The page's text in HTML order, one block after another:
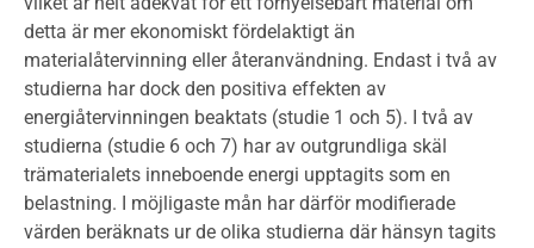
detta är mer ekonomiskt fördelaktigt än
materialåtervinning eller återanvändning. Endast i två av
studierna har dock den positiva effekten av
energiåtervinningen beaktats (studie 1 och 5). I två av
studierna (studie 6 och 7) har av outgrundliga skäl
trämaterialets inneboende energi upptagits som en
belastning. I möjligaste mån har därför modifierade
värden beräknats ur de olika studierna där hänsyn tagits